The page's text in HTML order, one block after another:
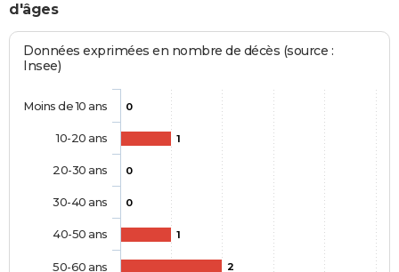
d'âges
Données exprimées en nombre de décès (source :
Insee)
0
1
0
0
1
2
Moins de 10 ans
10-20 ans
20-30 ans
30-40 ans
40-50 ans
50-60 ans